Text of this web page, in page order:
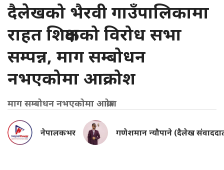
दैलेखको भैरवी गाउँपालिकामा
राहत शिक्षकको विरोध सभा
सम्पन्न, माग सम्बोधन
नभएकोमा आक्रोश
माग सम्बोधन नभएकोमा आक्रोश
नेपालकभर गणेशमान न्यौपाने (दैलेख